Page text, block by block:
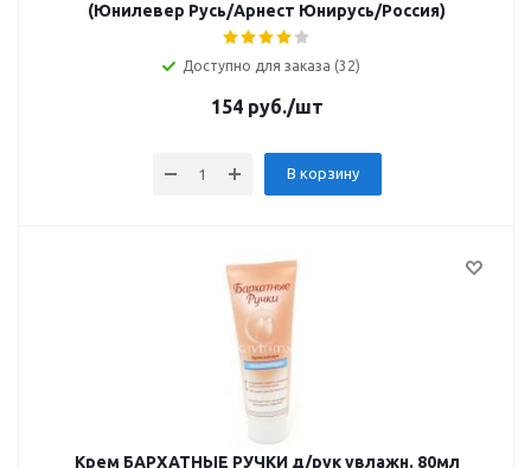
(Юнилевер Русь/Арнест Юнирусь/Россия)
Доступно для заказа (32)
154руб./шт
В корзину
Крем БАРХАТНЫЕ РУЧКИ д/рук увлажн. 80мл